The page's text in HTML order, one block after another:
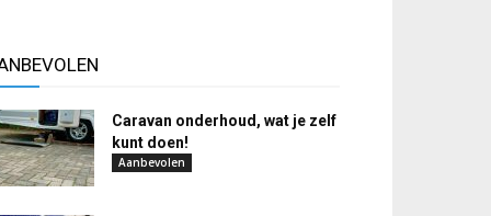
Caravan onderhoud, wat je zelf
kunt doen!
Aanbevolen